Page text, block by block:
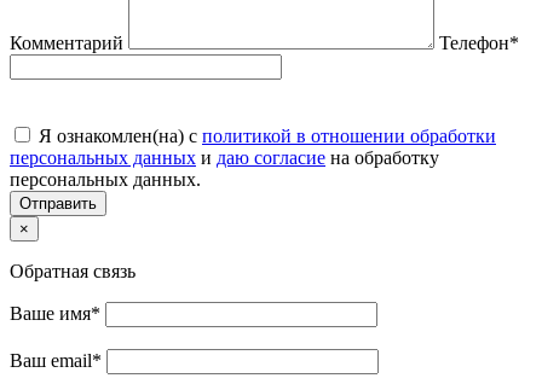
Комментарий Телефон*
Я ознакомлен(на) с политикой в отношении обработки
персональных данных и даю согласие на обработку
персональных данных.
Отправить
×
Обратная связь
Ваше имя*
Ваш email*